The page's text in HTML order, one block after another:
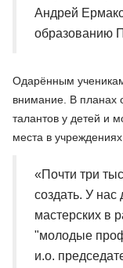
Андрей
образованию
Одарённым
внимание. В планах
талантов у детей и
места в
«Почти три
создать. У нас
мастерских в
"молодые
и.о.